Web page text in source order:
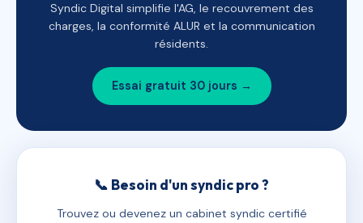
Syndic Digital simplifie l'AG, le recouvrement des
charges, la conformité ALUR et la communication
résidents.
Essai gratuit 30 jours →
📞 Besoin d'un syndic pro ?
Trouvez ou devenez un cabinet syndic certifié